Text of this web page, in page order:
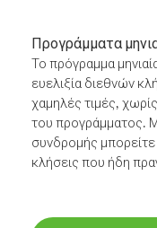
Προγράμματα
Το πρόγραμμα
ευελιξία διεθνών
χαμηλές τιμές,
του προγράμματος.
συνδρομής μπορείτε
κλήσεις που ήδη